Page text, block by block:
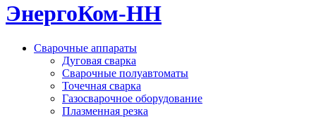
ЭнергоКом-НН
Сварочные аппараты
Дуговая сварка
Сварочные полуавтоматы
Точечная сварка
Газосварочное оборудование
Плазменная резка